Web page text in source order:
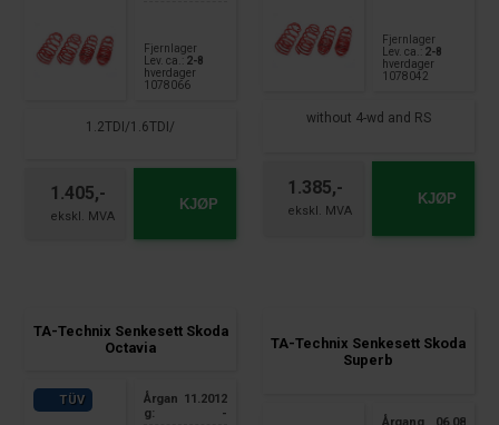
Fjernlager
Lev. ca.: 2-8
hverdager
1078066
1.2TDI/1.6TDI/
1.405,- KJØP
Fjernlager
Lev. ca.: 2-8
hverdager
1078042
without 4-wd and RS
1.385,- KJØP
TA-Technix Senkesett Skoda
Octavia
TÜV
Årgan
g:
11.2012
-
TA-Technix Senkesett Skoda
Superb
Årgang
06.08